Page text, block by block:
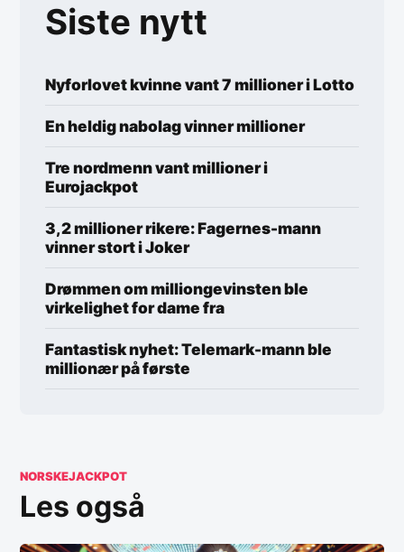
Siste nytt
Nyforlovet kvinne vant 7 millioner i Lotto
En heldig nabolag vinner millioner
Tre nordmenn vant millioner i
Eurojackpot
3,2 millioner rikere: Fagernes-mann
vinner stort i Joker
Drømmen om milliongevinsten ble
virkelighet for dame fra
Fantastisk nyhet: Telemark-mann ble
millionær på første
NORSKEJACKPOT
Les også